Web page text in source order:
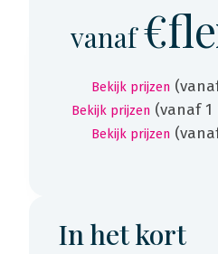
vanaf
Bekijk prijzen
Bekijk prijzen (vanaf 1
Bekijk prijzen
In het kort